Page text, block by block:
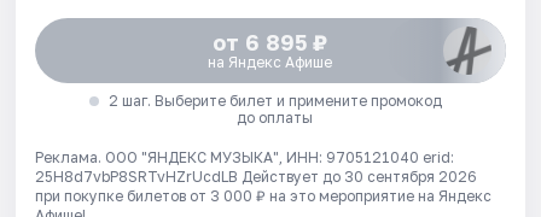
от 6 895 ₽
на Яндекс Афише
2 шаг. Выберите билет и примените промокод
до оплаты
Реклама. ООО "ЯНДЕКС МУЗЫКА", ИНН: 9705121040 erid:
25H8d7vbP8SRTvHZrUcdLB Действует до 30 сентября 2026
при покупке билетов от 3 000 ₽ на это мероприятие на Яндекс